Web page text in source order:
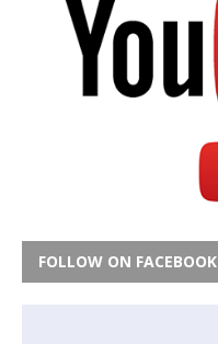
FOLLOW ON FACEBOOK